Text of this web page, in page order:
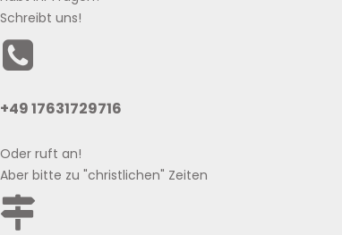
Schreibt uns!
+49 17631729716
Oder ruft an!
Aber bitte zu "christlichen" Zeiten